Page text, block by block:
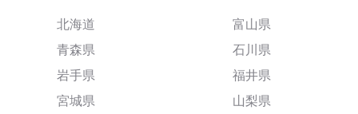
北海道
青森県
岩手県
宮城県
富山県
石川県
福井県
山梨県